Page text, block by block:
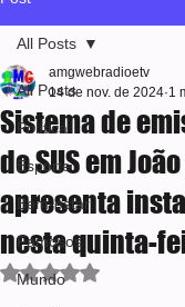
All Posts
Política
Esporte
Bem-estar
Famosos
Mundo
All Posts
Sistema de
do SUS em
apresenta
nesta quinta-
amgwebradioetv
14 de nov. de 2024 1
Avaliado com NaN